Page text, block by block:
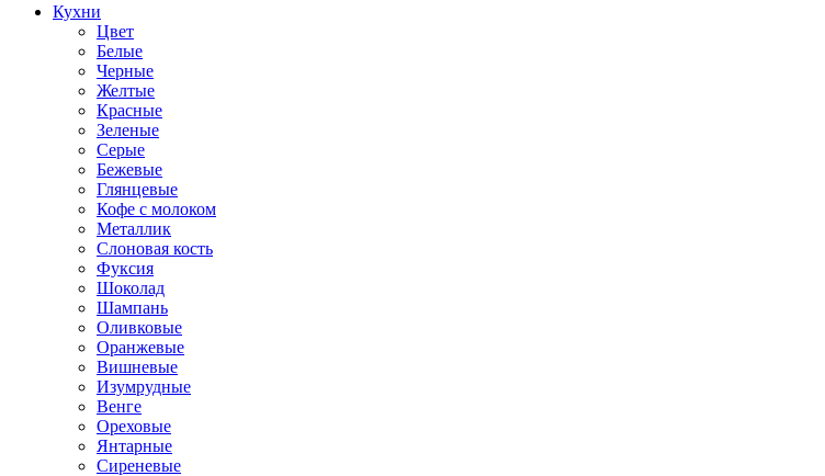
Кухни
Цвет
Белые
Черные
Желтые
Красные
Зеленые
Серые
Бежевые
Глянцевые
Кофе с молоком
Металлик
Слоновая кость
Фуксия
Шоколад
Шампань
Оливковые
Оранжевые
Вишневые
Изумрудные
Венге
Ореховые
Янтарные
Сиреневые